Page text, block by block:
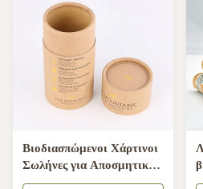
Βιοδιασπώμενοι Χάρτινοι
Σωλήνες για Αποσμητικό
Stick με Βελούδινο Ένθετο